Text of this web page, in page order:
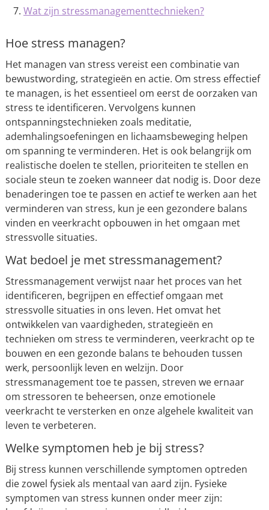
Wat zijn stressmanagementtechnieken?
Hoe stress managen?
Het managen van stress vereist een combinatie van
bewustwording, strategieën en actie. Om stress effectief
te managen, is het essentieel om eerst de oorzaken van
stress te identificeren. Vervolgens kunnen
ontspanningstechnieken zoals meditatie,
ademhalingsoefeningen en lichaamsbeweging helpen
om spanning te verminderen. Het is ook belangrijk om
realistische doelen te stellen, prioriteiten te stellen en
sociale steun te zoeken wanneer dat nodig is. Door deze
benaderingen toe te passen en actief te werken aan het
verminderen van stress, kun je een gezondere balans
vinden en veerkracht opbouwen in het omgaan met
stressvolle situaties.
Wat bedoel je met stressmanagement?
Stressmanagement verwijst naar het proces van het
identificeren, begrijpen en effectief omgaan met
stressvolle situaties in ons leven. Het omvat het
ontwikkelen van vaardigheden, strategieën en
technieken om stress te verminderen, veerkracht op te
bouwen en een gezonde balans te behouden tussen
werk, persoonlijk leven en welzijn. Door
stressmanagement toe te passen, streven we ernaar
om stressoren te beheersen, onze emotionele
veerkracht te versterken en onze algehele kwaliteit van
leven te verbeteren.
Welke symptomen heb je bij stress?
Bij stress kunnen verschillende symptomen optreden
die zowel fysiek als mentaal van aard zijn. Fysieke
symptomen van stress kunnen onder meer zijn: